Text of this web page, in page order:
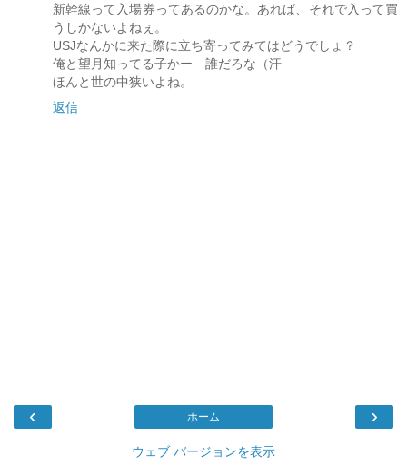
新幹線って入場券ってあるのかな。あれば、それで入って買
うしかないよねぇ。
USJなんかに来た際に立ち寄ってみてはどうでしょ？
俺と望月知ってる子かー 誰だろな（汗
ほんと世の中狭いよね。
返信
‹ ›
ホーム
ウェブ バージョンを表示